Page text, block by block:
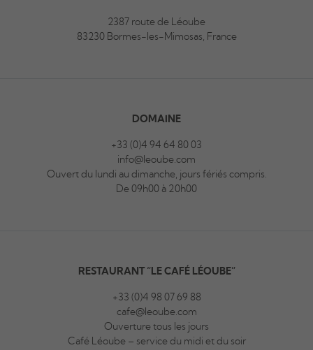
2387 route de Léoube
83230 Bormes-les-Mimosas, France
DOMAINE
+33 (0)4 94 64 80 03
info@leoube.com
Ouvert du lundi au dimanche, jours fériés compris.
De 09h00 à 20h00
RESTAURANT “LE CAFÉ LÉOUBE”
+33 (0)4 98 07 69 88
cafe@leoube.com
Ouverture tous les jours
Café Léoube – service du midi et du soir